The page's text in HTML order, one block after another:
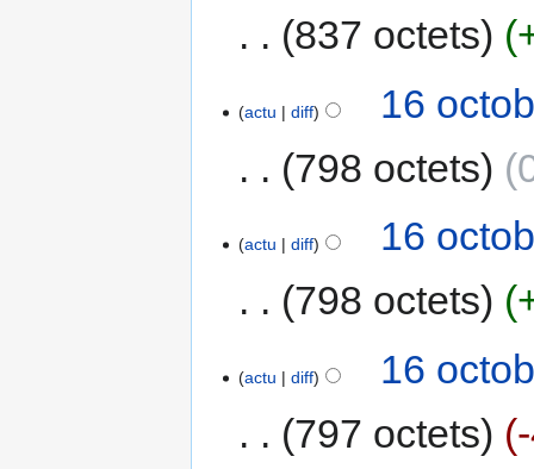
837 octets
actu diff
16
798 octets
actu diff
16
798 octets
actu diff
16
797 octets